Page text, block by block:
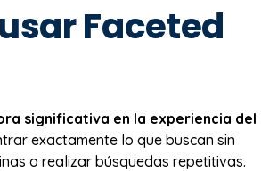
Faceted
significativa en la experiencia del
exactamente lo que buscan sin
o realizar búsquedas repetitivas.